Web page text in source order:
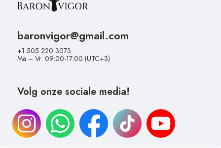
baronvigor@gmail.com
+1 505 220 3073
Ma – Vr: 09:00-17:00 (UTC+3)
Volg onze sociale media!